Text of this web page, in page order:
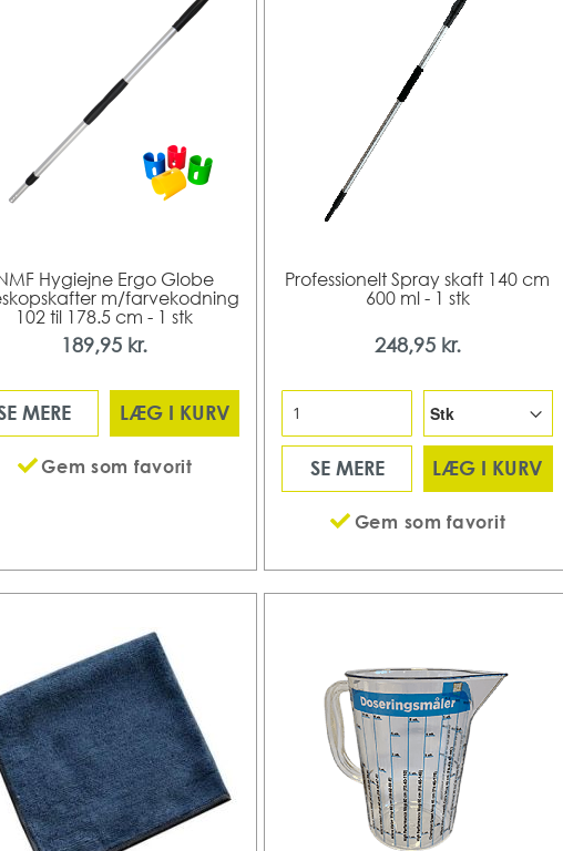
Hygiejne Ergo Globe
m/farvekodning
102 til 178.5 cm - 1 stk
189,95 kr.
MERE LÆG I KURV
Gem som favorit
Professionelt Spray skaft 140 cm
600 ml - 1 stk
248,95 kr.
SE MERE LÆG I KURV
Gem som favorit